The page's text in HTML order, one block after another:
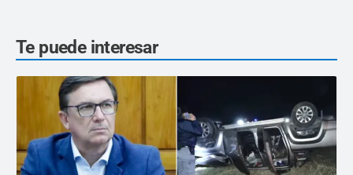
Te puede interesar